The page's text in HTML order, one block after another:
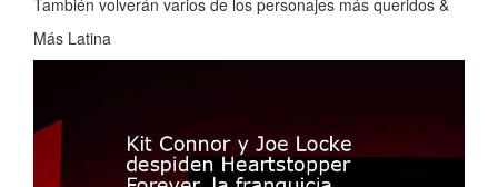
También volverán varios de los personajes más queridos &
Más Latina